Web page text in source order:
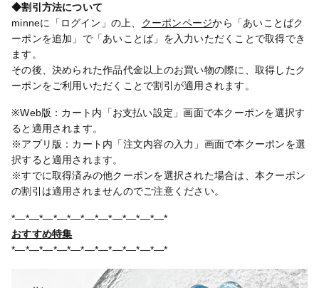
◆割引方法について
minneに「ログイン」の上、 クーポンページから「あいことばク
ーポンを追加」で「あいことば」を入力いただくことで取得でき
ます。
その後、決められた作品代金以上のお買い物の際に、取得したク
ーポンをご利用いただくことで割引が適用されます。
※Web版：カート内「お支払い設定」画面で本クーポンを選択す
ると適用されます。
※アプリ版：カート内「注文内容の入力」画面で本クーポンを選
択すると適用されます。
※すでに取得済みの他クーポンを選択された場合は、本クーポン
の割引は適用されませんのでご注意ください。
*―*―*―*―*―*―*―*―*―*―*―*
おすすめ特集
*―*―*―*―*―*―*―*―*―*―*―*